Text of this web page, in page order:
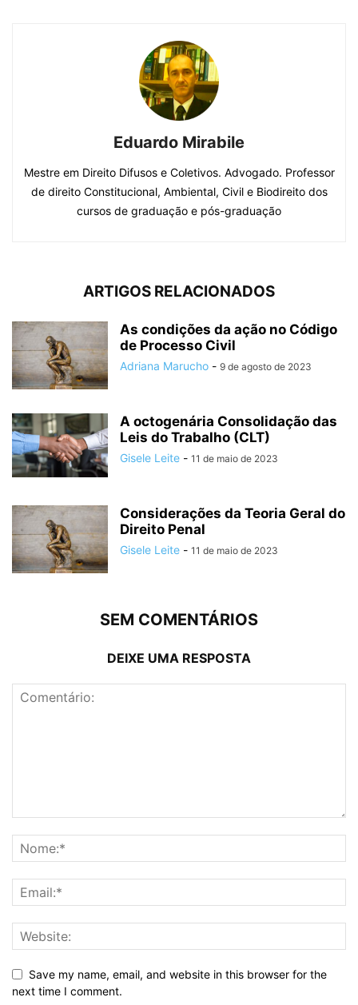
Eduardo Mirabile
Mestre em Direito Difusos e Coletivos. Advogado. Professor
de direito Constitucional, Ambiental, Civil e Biodireito dos
cursos de graduação e pós-graduação
ARTIGOS RELACIONADOS
As condições da ação no Código
de Processo Civil
Adriana Marucho - 9 de agosto de 2023
A octogenária Consolidação das
Leis do Trabalho (CLT)
Gisele Leite - 11 de maio de 2023
Considerações da Teoria Geral do
Direito Penal
Gisele Leite - 11 de maio de 2023
SEM COMENTÁRIOS
DEIXE UMA RESPOSTA
Save my name, email, and website in this browser for the
next time I comment.